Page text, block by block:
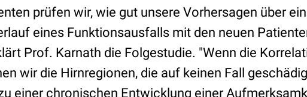
prüfen wir, wie gut unsere Vorhersagen über
eines Funktionsausfalls mit den neuen
Prof. Karnath die Folgestudie. "Wenn die
wir die Hirnregionen, die auf keinen Fall
einer chronischen Entwicklung einer